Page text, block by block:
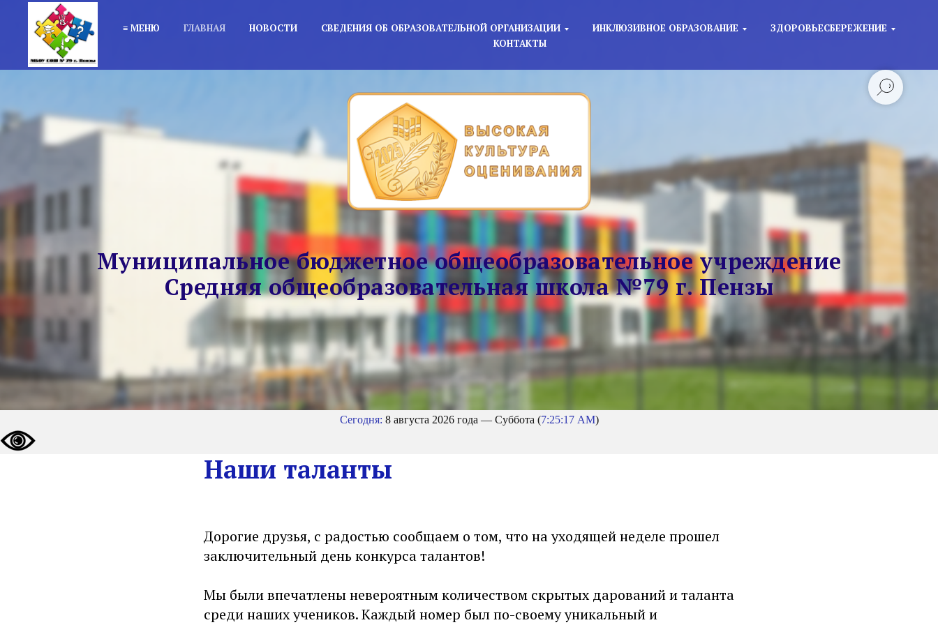
≡ МЕНЮ ГЛАВНАЯ НОВОСТИ СВЕДЕНИЯ ОБ ОБРАЗОВАТЕЛЬНОЙ ОРГАНИЗАЦИИ ИНКЛЮЗИВНОЕ ОБРАЗОВАНИЕ
ЗДОРОВЬЕСБЕРЕЖЕНИЕ
КОНТАКТЫ
Муниципальное бюджетное общеобразовательное учреждение
Средняя общеобразовательная школа №79 г. Пензы
Сегодня: 8 августа 2026 года — Суббота (7:25:17 AM)
Наши таланты
Дорогие друзья, с радостью сообщаем о том, что на уходящей неделе прошел
заключительный день конкурса талантов!
Мы были впечатлены невероятным количеством скрытых дарований и таланта
среди наших учеников. Каждый номер был по-своему уникальный и